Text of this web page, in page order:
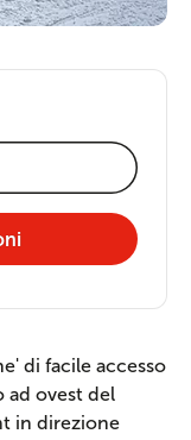
di facile accesso
ad ovest del
in direzione